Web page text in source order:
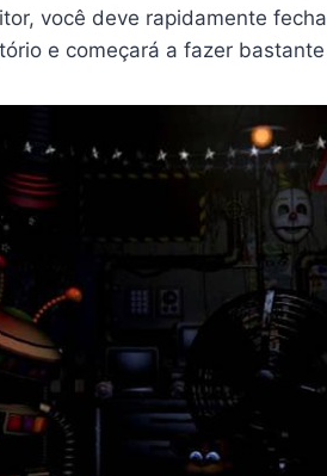
você deve rapidamente
e começará a fazer